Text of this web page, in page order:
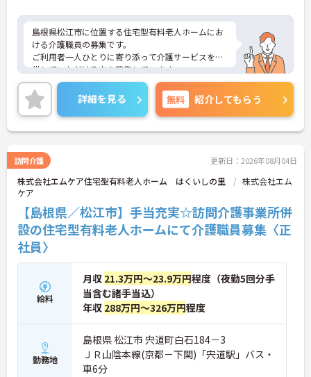
島根県松江市に位置する住宅型有料老人ホームにお
ける介護職員の募集です。
ご利用者一人ひとりに寄り添って介護サービスを提
供していただける方を募集しています。
ご興味のある方には、面接対策ポイントなど、さら
に詳細をご案内しますのでお気軽にご相談くださ
い！
詳細を見る 無料 紹介してもらう
訪問介護 更新日：2026年08月04日
株式会社エムケア住宅型有料老人ホーム はくいしの里
株式会社エム
ケア
【島根県／松江市】手当充実☆訪問介護事業所併
設の住宅型有料老人ホームにて介護職員募集〈正
社員〉
給料
月収 21.3万円～23.9万円程度（夜勤5回分手
当含む諸手当込）
年収 288万円～326万円程度
勤務地
島根県 松江市 宍道町白石184－3
ＪＲ山陰本線(京都－下関)「宍道駅」バス・
車6分